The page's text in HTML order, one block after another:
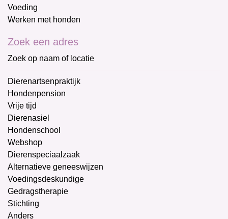
Voeding
Werken met honden
Zoek een adres
Zoek op naam of locatie
Dierenartsenpraktijk
Hondenpension
Vrije tijd
Dierenasiel
Hondenschool
Webshop
Dierenspeciaalzaak
Alternatieve geneeswijzen
Voedingsdeskundige
Gedragstherapie
Stichting
Anders